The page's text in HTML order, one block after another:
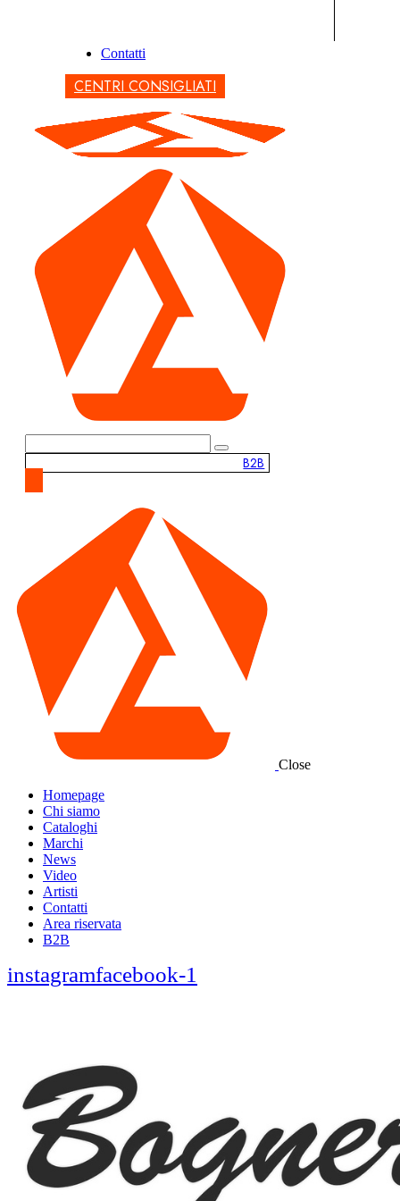
Contatti
CENTRI CONSIGLIATI
B2B
Close
Homepage
Chi siamo
Cataloghi
Marchi
News
Video
Artisti
Contatti
Area riservata
B2B
instagramfacebook-1